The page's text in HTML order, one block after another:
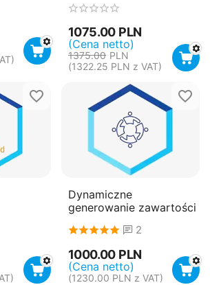
1375.00 PLN
1075.00 PLN
(Cena netto)
(1322.25 PLN z VAT)
Dynamiczne
generowanie zawartości
2
1000.00 PLN
(Cena netto)
(1230.00 PLN z VAT)